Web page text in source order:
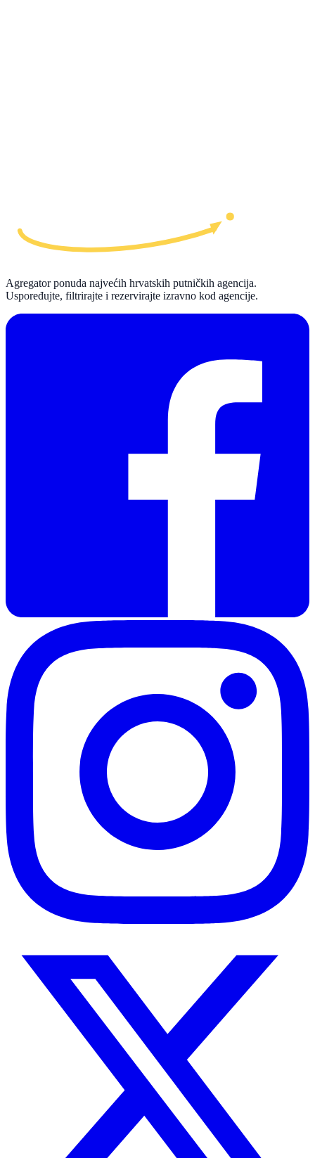
Agregator ponuda najvećih hrvatskih putničkih agencija.
Uspoređujte, filtrirajte i rezervirajte izravno kod agencije.